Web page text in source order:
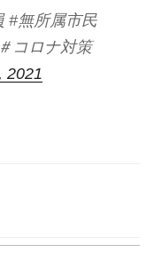
#無所属市民
コロナ対策
2021